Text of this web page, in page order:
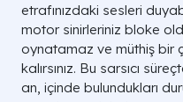
etrafınızdaki sesleri
motor sinirleriniz bloke
oynatamaz ve müthiş bir
kalırsınız. Bu sarsıcı
an, içinde bulundukları